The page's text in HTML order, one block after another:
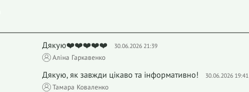
Дякую❤️❤️❤️❤️❤️ 30.06.2026 21:39
Аліна Гаркавенко
Дякую, як завжди цікаво та інформативно! 30.06.2026 19:41
Тамара Коваленко